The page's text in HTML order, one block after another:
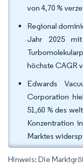
von 4,70 %
Regional
Jahr 2025
höchste CAGR
Edwards
Corporation
51,60 % des
Konzentration
Marktes
Hinweis: Die